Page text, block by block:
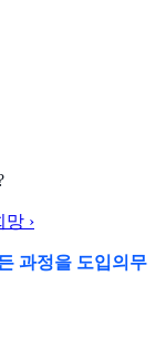
망 ›
과정을 도입의무